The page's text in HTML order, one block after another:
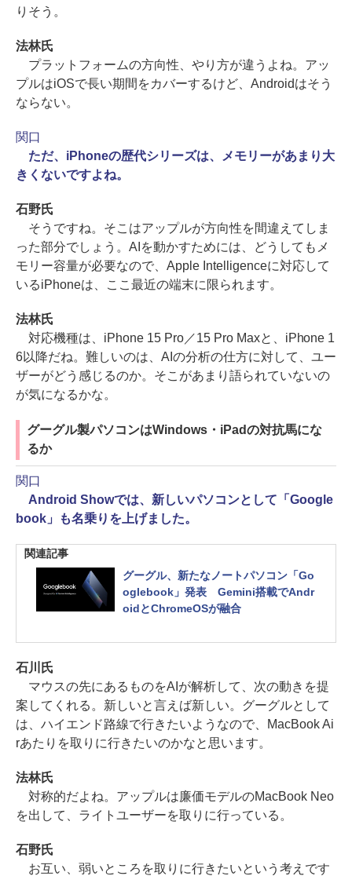
りそう。
法林氏
プラットフォームの方向性、やり方が違うよね。アッ
プルはiOSで長い期間をカバーするけど、Androidはそう
ならない。
関口
ただ、iPhoneの歴代シリーズは、メモリーがあまり大
きくないですよね。
石野氏
そうですね。そこはアップルが方向性を間違えてしま
った部分でしょう。AIを動かすためには、どうしてもメ
モリー容量が必要なので、Apple Intelligenceに対応して
いるiPhoneは、ここ最近の端末に限られます。
法林氏
対応機種は、iPhone 15 Pro／15 Pro Maxと、iPhone 1
6以降だね。難しいのは、AIの分析の仕方に対して、ユー
ザーがどう感じるのか。そこがあまり語られていないの
が気になるかな。
グーグル製パソコンはWindows・iPadの対抗馬にな
るか
関口
Android Showでは、新しいパソコンとして「Google
book」も名乗りを上げました。
関連記事
グーグル、新たなノートパソコン「Go
oglebook」発表 Gemini搭載でAndr
oidとChromeOSが融合
石川氏
マウスの先にあるものをAIが解析して、次の動きを提
案してくれる。新しいと言えば新しい。グーグルとして
は、ハイエンド路線で行きたいようなので、MacBook Ai
rあたりを取りに行きたいのかなと思います。
法林氏
対称的だよね。アップルは廉価モデルのMacBook Neo
を出して、ライトユーザーを取りに行っている。
石野氏
お互い、弱いところを取りに行きたいという考えです